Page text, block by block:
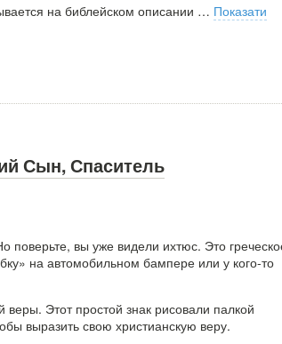
на библейском описании … Показати
Сын, Спаситель
поверьте, вы уже видели ихтюс. Это
на автомобильном бампере или у кого-то
Этот простой знак рисовали палкой
выразить свою христианскую веру.